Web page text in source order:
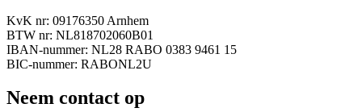
KvK nr: 09176350 Arnhem
BTW nr: NL818702060B01
IBAN-nummer: NL28 RABO 0383 9461 15
BIC-nummer: RABONL2U
Neem contact op